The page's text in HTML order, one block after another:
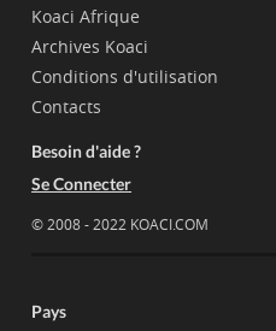
Koaci Afrique
Archives Koaci
Conditions d'utilisation
Contacts
Besoin d'aide ?
Se Connecter
© 2008 - 2022 KOACI.COM
Pays